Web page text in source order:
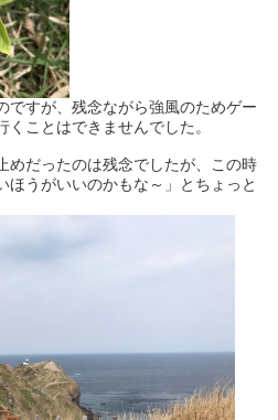
ですが、残念ながら強風のためゲー
くことはできませんでした。
めだったのは残念でしたが、この時
ほうがいいのかもな～」とちょっと